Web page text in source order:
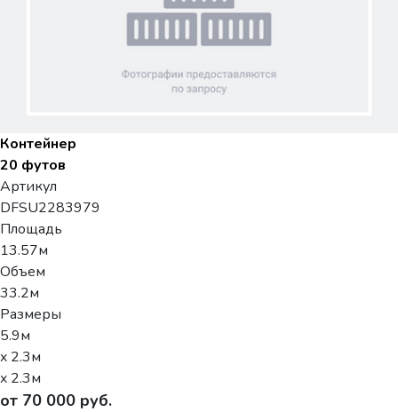
Контейнер
20 футов
Артикул
DFSU2283979
Площадь
13.57м
Объем
33.2м
Размеры
5.9м
x 2.3м
x 2.3м
от 70 000 руб.